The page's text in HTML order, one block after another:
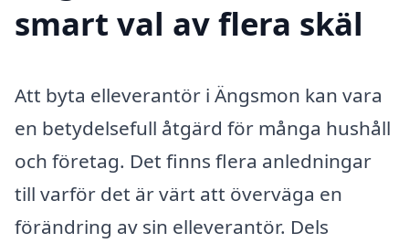
smart val av flera skäl
Att byta elleverantör i Ängsmon kan vara
en betydelsefull åtgärd för många hushåll
och företag. Det finns flera anledningar
till varför det är värt att överväga en
förändring av sin elleverantör. Dels